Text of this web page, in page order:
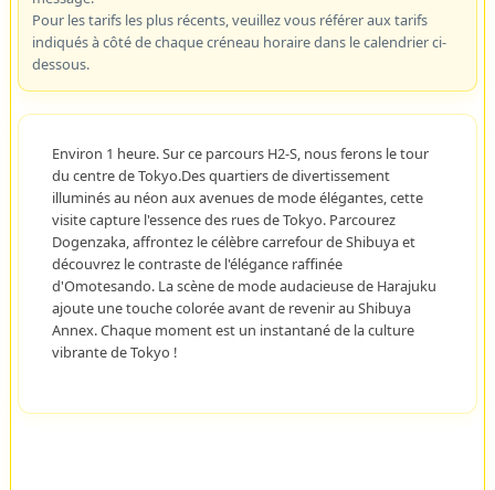
Pour les tarifs les plus récents, veuillez vous référer aux tarifs
indiqués à côté de chaque créneau horaire dans le calendrier ci-
dessous.
Environ 1 heure. Sur ce parcours H2-S, nous ferons le tour
du centre de Tokyo.Des quartiers de divertissement
illuminés au néon aux avenues de mode élégantes, cette
visite capture l'essence des rues de Tokyo. Parcourez
Dogenzaka, affrontez le célèbre carrefour de Shibuya et
découvrez le contraste de l'élégance raffinée
d'Omotesando. La scène de mode audacieuse de Harajuku
ajoute une touche colorée avant de revenir au Shibuya
Annex. Chaque moment est un instantané de la culture
vibrante de Tokyo !